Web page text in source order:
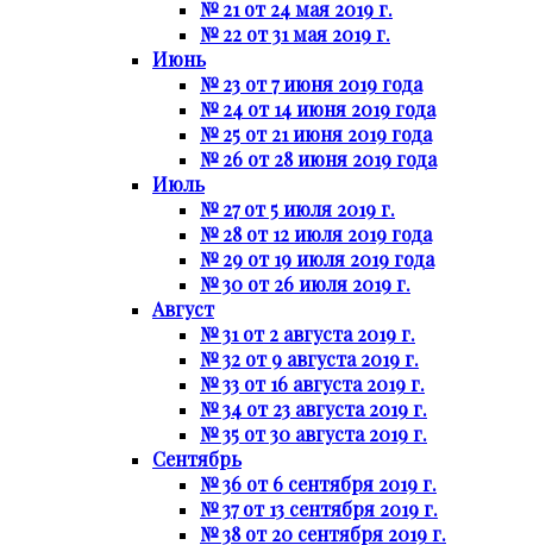
№ 21 от 24 мая 2019 г.
№ 22 от 31 мая 2019 г.
Июнь
№ 23 от 7 июня 2019 года
№ 24 от 14 июня 2019 года
№ 25 от 21 июня 2019 года
№ 26 от 28 июня 2019 года
Июль
№ 27 от 5 июля 2019 г.
№ 28 от 12 июля 2019 года
№ 29 от 19 июля 2019 года
№ 30 от 26 июля 2019 г.
Август
№ 31 от 2 августа 2019 г.
№ 32 от 9 августа 2019 г.
№ 33 от 16 августа 2019 г.
№ 34 от 23 августа 2019 г.
№ 35 от 30 августа 2019 г.
Сентябрь
№ 36 от 6 сентября 2019 г.
№ 37 от 13 сентября 2019 г.
№ 38 от 20 сентября 2019 г.